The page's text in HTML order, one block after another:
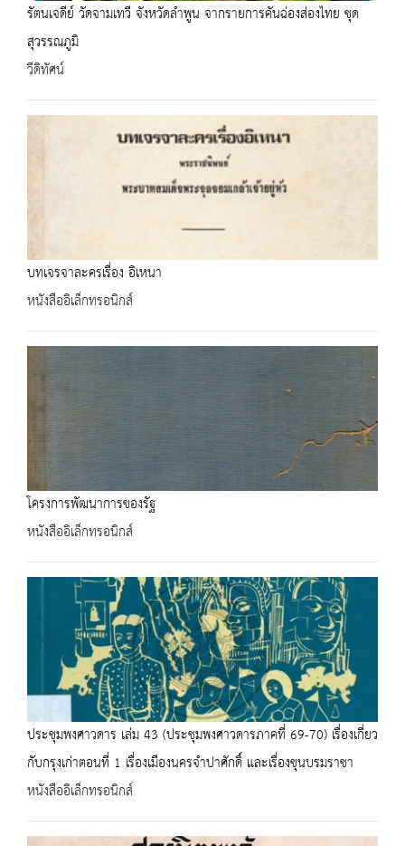
รัตนเจดีย์ วัดจามเทวี จังหวัดลำพูน จากรายการคันฉ่องส่องไทย ชุด
สุวรรณภูมิ
วีดิทัศน์
บทเจรจาละครเรื่อง อิเหนา
หนังสืออิเล็กทรอนิกส์
โครงการพัฒนาการของรัฐ
หนังสืออิเล็กทรอนิกส์
ประชุมพงศาวดาร เล่ม 43 (ประชุมพงศาวดารภาคที่ 69-70) เรื่องเกี่ยว
กับกรุงเก่าตอนที่ 1 เรื่องเมืองนครจำปาศักดิ์ และเรื่องขุนบรมราชา
หนังสืออิเล็กทรอนิกส์